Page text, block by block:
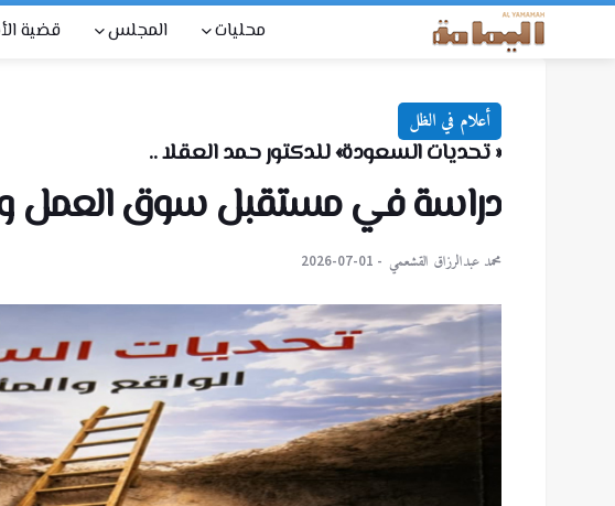
محليات المجلس قضية
أعلام في الظل
« تحديات السعودة» للدكتور حمد العقلا ..
دراسة في مستقبل سوق العمل
محمد عبدالرزاق القشعمي 2026-07-01